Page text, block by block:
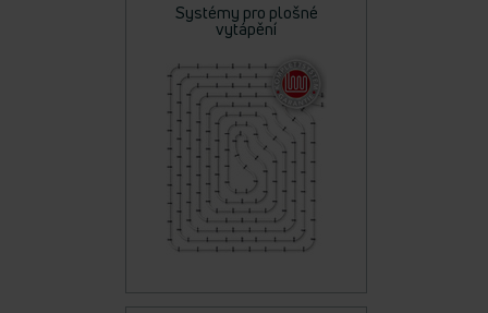
Systémy pro plošné
vytápění